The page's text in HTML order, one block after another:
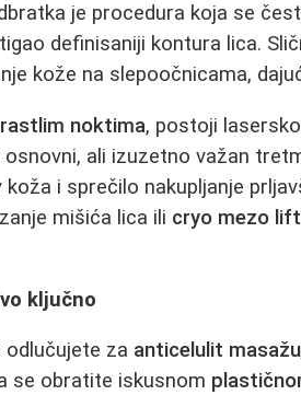
je procedura koja se
definisaniji kontura lica.
kože na slepoočnicama,
noktima, postoji
osnovni, ali izuzetno važan
i sprečilo nakupljanje
mišića lica ili cryo mezo lift
ključno
odlučujete za anticelulit masažu
se obratite iskusnom